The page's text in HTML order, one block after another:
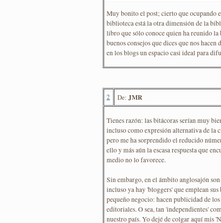
Muy bonito el post; cierto que ocupando
biblioteca está la otra dimensión de la
libro que sólo conoce quien ha reunido
buenos consejos que dices que nos
en los blogs un espacio casi ideal para
2 De: JMR
Tienes razón: las bitácoras serían muy
incluso como expresión alternativa de la
pero me ha sorprendido el reducido
ello y más aún la escasa respuesta que
medio no lo favorece.
Sin embargo, en el ámbito anglosajón
incluso ya hay 'bloggers' que emplean
pequeño negocio: hacen publicidad de
editoriales. O sea, tan 'independientes'
nuestro país. Yo dejé de colgar aquí mis